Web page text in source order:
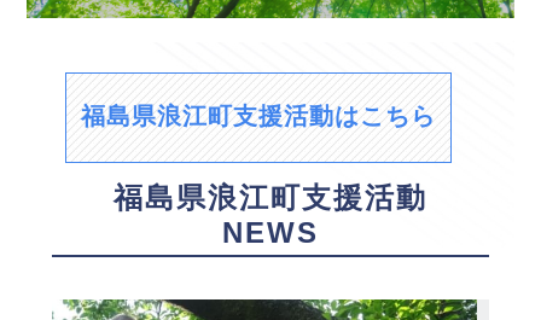
福島県浪江町支援活動はこちら
福島県浪江町支援活動
NEWS